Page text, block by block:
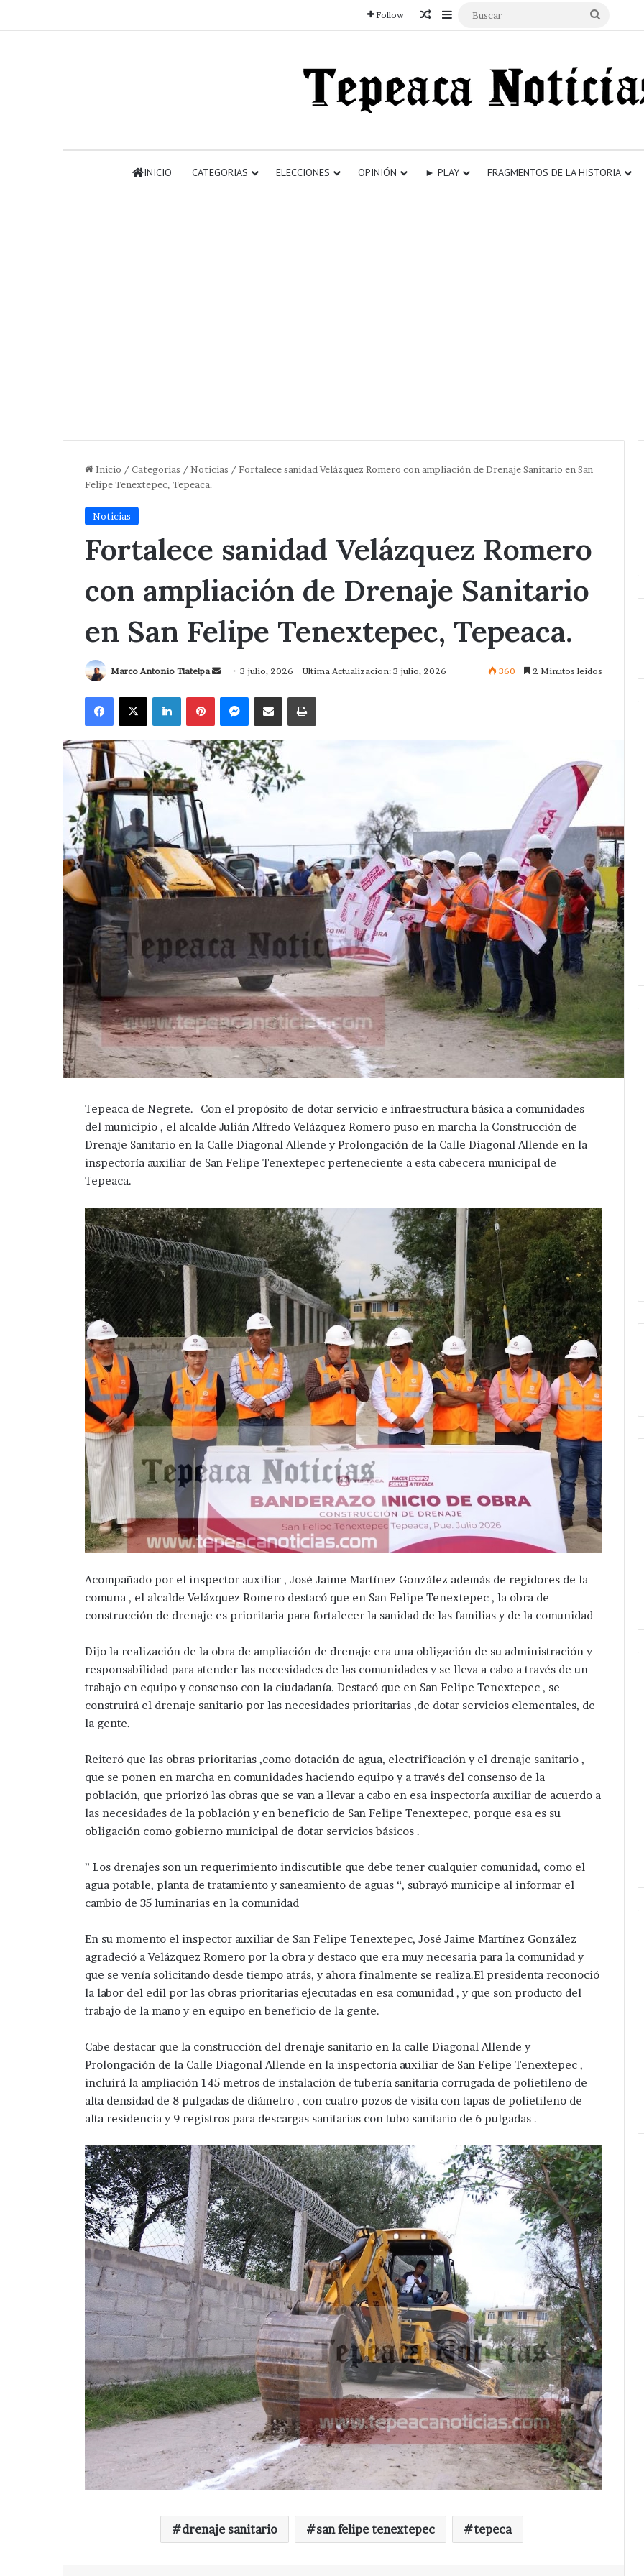
Follow Articulo aleatorio
Sidebar
INICIO CATEGORIAS ELECCIONES OPINIÓN ► PLAY FRAGMENTOS DE LA HISTORIA
Inicio / Categorias / Noticias / Fortalece sanidad Velázquez Romero con ampliación de Drenaje Sanitario en San
Felipe Tenextepec, Tepeaca.
Noticias
Fortalece sanidad Velázquez Romero
con ampliación de Drenaje Sanitario
en San Felipe Tenextepec, Tepeaca.
Marco Antonio Tlatelpa
Send
email
3 julio, 2026 Ultima Actualizacion: 3 julio, 2026 360 2 Minutos leidos
Facebook
X LinkedInPinterestMessengerCompartir via CorreoImprimir
Tepeaca de Negrete.- Con el propósito de dotar servicio e infraestructura básica a comunidades
del municipio , el alcalde Julián Alfredo Velázquez Romero puso en marcha la Construcción de
Drenaje Sanitario en la Calle Diagonal Allende y Prolongación de la Calle Diagonal Allende en la
inspectoría auxiliar de San Felipe Tenextepec perteneciente a esta cabecera municipal de
Tepeaca.
Acompañado por el inspector auxiliar , José Jaime Martínez González además de regidores de la
comuna , el alcalde Velázquez Romero destacó que en San Felipe Tenextepec , la obra de
construcción de drenaje es prioritaria para fortalecer la sanidad de las familias y de la comunidad
Dijo la realización de la obra de ampliación de drenaje era una obligación de su administración y
responsabilidad para atender las necesidades de las comunidades y se lleva a cabo a través de un
trabajo en equipo y consenso con la ciudadanía. Destacó que en San Felipe Tenextepec , se
construirá el drenaje sanitario por las necesidades prioritarias ,de dotar servicios elementales, de
la gente.
Reiteró que las obras prioritarias ,como dotación de agua, electrificación y el drenaje sanitario ,
que se ponen en marcha en comunidades haciendo equipo y a través del consenso de la
población, que priorizó las obras que se van a llevar a cabo en esa inspectoría auxiliar de acuerdo a
las necesidades de la población y en beneficio de San Felipe Tenextepec, porque esa es su
obligación como gobierno municipal de dotar servicios básicos .
” Los drenajes son un requerimiento indiscutible que debe tener cualquier comunidad, como el
agua potable, planta de tratamiento y saneamiento de aguas “, subrayó municipe al informar el
cambio de 35 luminarias en la comunidad
En su momento el inspector auxiliar de San Felipe Tenextepec, José Jaime Martínez González
agradeció a Velázquez Romero por la obra y destaco que era muy necesaria para la comunidad y
que se venía solicitando desde tiempo atrás, y ahora finalmente se realiza.El presidenta reconoció
la labor del edil por las obras prioritarias ejecutadas en esa comunidad , y que son producto del
trabajo de la mano y en equipo en beneficio de la gente.
Cabe destacar que la construcción del drenaje sanitario en la calle Diagonal Allende y
Prolongación de la Calle Diagonal Allende en la inspectoría auxiliar de San Felipe Tenextepec ,
incluirá la ampliación 145 metros de instalación de tubería sanitaria corrugada de polietileno de
alta densidad de 8 pulgadas de diámetro , con cuatro pozos de visita con tapas de polietileno de
alta residencia y 9 registros para descargas sanitarias con tubo sanitario de 6 pulgadas .
drenaje sanitario san felipe tenextepec tepeca
Ampliará edil de Tepeaca red
eléctrica en San Nicolás
servicios
en
Guadalupe
;
pone
marcha
Velázquez
ampliación
Red
Eléctrica.
Hace 20 horas
Van por más servicios en
Guadalupe Calderón ; pone en
marcha Velázquez Romero
de
ejecución
hermanos
cerca
de
San
Hace 2 días
Avanza investigación después
de ejecución de hermanos cerca